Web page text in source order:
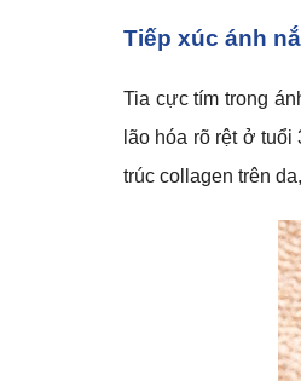
Tiếp xúc ánh
Tia cực tím trong
lão hóa rõ rệt ở
trúc collagen trên